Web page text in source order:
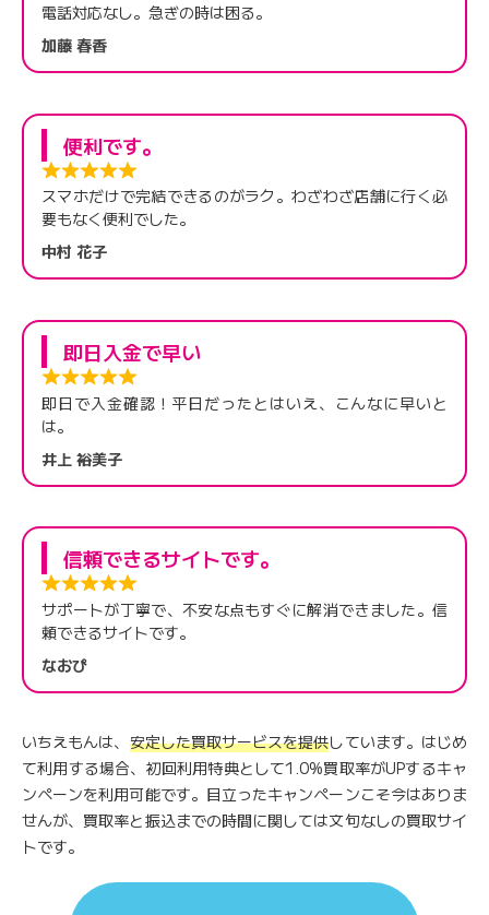
電話対応なし。急ぎの時は困る。
加藤 春香
便利です。
スマホだけで完結できるのがラク。わざわざ店舗に行く必
要もなく便利でした。
中村 花子
即日入金で早い
即日で入金確認！平日だったとはいえ、こんなに早いと
は。
井上 裕美子
信頼できるサイトです。
サポートが丁寧で、不安な点もすぐに解消できました。信
頼できるサイトです。
なおぴ
いちえもんは、 安定した買取サービスを提供しています。はじめ
て利用する場合、初回利用特典として1.0%買取率がUPするキャ
ンペーンを利用可能です。目立ったキャンペーンこそ今はありま
せんが、買取率と振込までの時間に関しては文句なしの買取サイ
トです。